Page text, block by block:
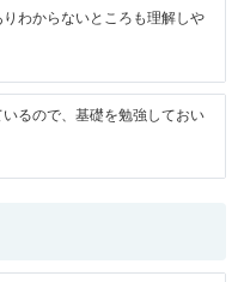
わからないところも理解しや
るので、基礎を勉強しておい